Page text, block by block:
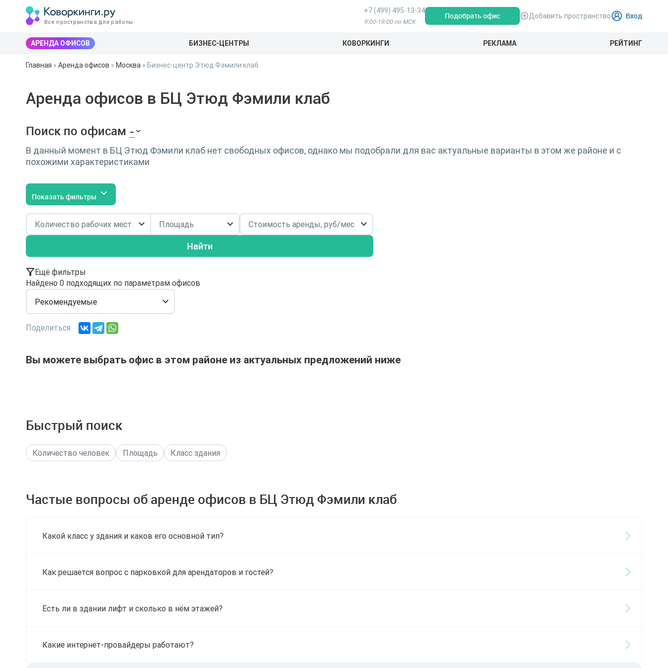
Все пространства для работы
+7 (499) 495-13-34
9:00-19:00 по МСК
Подобрать офис Добавить пространство Вход
АРЕНДА ОФИСОВ БИЗНЕС-ЦЕНТРЫ КОВОРКИНГИ РЕКЛАМА РЕЙТИНГ
Главная » Аренда офисов » Москва » Бизнес-центр Этюд Фэмили клаб
Аренда офисов в БЦ Этюд Фэмили клаб
Поиск по офисам -
В данный момент в БЦ Этюд Фэмили клаб нет свободных офисов, однако мы подобрали для вас актуальные варианты в этом же районе и с
похожими характеристиками
Показать фильтры
Найти
Ещё фильтры
Найдено 0 подходящих по параметрам офисов
Рекомендуемые
Поделиться
Вы можете выбрать офис в этом районе из актуальных предложений ниже
Быстрый поиск
Количество человек Площадь Класс здания
Частые вопросы об аренде офисов в БЦ Этюд Фэмили клаб
Какой класс у здания и каков его основной тип?
Как решается вопрос с парковкой для арендаторов и гостей?
Есть ли в здании лифт и сколько в нём этажей?
Какие интернет-провайдеры работают?